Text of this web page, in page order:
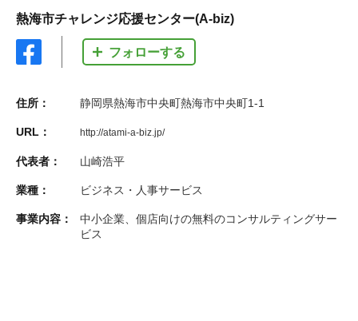
熱海市チャレンジ応援センター(A-biz)
フォローする
住所： 静岡県熱海市中央町熱海市中央町1-1
URL： http://atami-a-biz.jp/
代表者： 山崎浩平
業種： ビジネス・人事サービス
事業内容：
中小企業、個店向けの無料のコンサルティングサー
ビス